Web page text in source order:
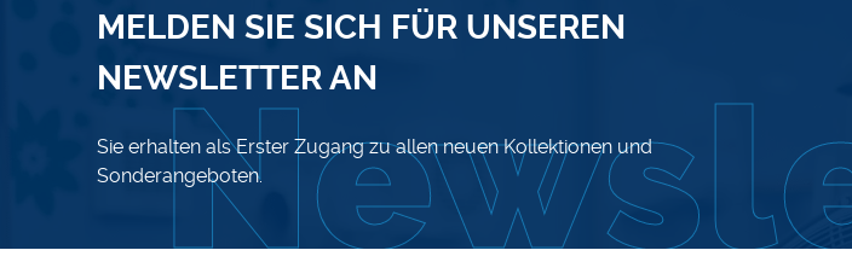
MELDEN SIE SICH FÜR UNSEREN
NEWSLETTER AN
Sie erhalten als Erster Zugang zu allen neuen Kollektionen und
Sonderangeboten.